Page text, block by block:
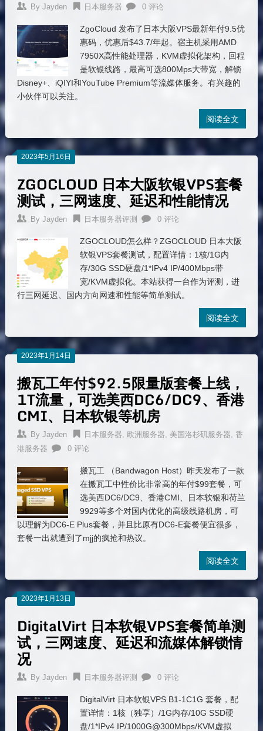
By Jayden 日本服务器 0 评论
ZgoCloud 发布了日本大阪VPS最新年付9.5优
惠码，优惠后$43.7/年起。宿主机采用AMD
7950X高性能处理器，KVM虚拟化架构，回程
是软银线路，最高可选800Mps大带宽，解锁
Disney+、iQIYI和YouTube Premium等流媒体服务。有兴趣的
小伙伴可以关注。
阅读全文
2023年5月16日
ZGOCLOUD 日本大阪软银VPS套餐
测试，三网速度、延迟和性能情况
By Jayden 日本服务器评测 0 评论
ZGOCLOUD怎么样？ZGOCLOUD 日本大阪
软银VPS套餐测试，配置详情：1核/1G内
存/30G SSD硬盘/1*IPv4 IP/400Mbps带
宽/KVM虚拟化。本站获得一台作为评测，进
行三网延迟、国内方向网速和性能等简单测试。
阅读全文
2023年1月14日
搬瓦工年付$92.5限量版套餐上线，
1T流量，可选美西DC6/DC9、香港
CMI、日本软银等机房
By Jayden 日本服务器, 欧洲服务器, 美国洛杉矶服务器, 香
港服务器
0 评论
搬瓦工 （Bandwagon Host）昨天发布了一款
在搬瓦工中性价比非常高的年付$99套餐，可
选美西DC6/DC9、香港CMI、日本软银和荷兰
9929等多个对国内优化的高级线路机房，可
以理解为DC6-E Plus套餐，并且比原有DC6-E套餐便宜很多，
套餐一出就遭到了mjj的疯抢和热议。
阅读全文
2023年1月13日
DigitalVirt 日本软银VPS套餐简单测
试，三网速度、延迟和流媒体解锁情
况
By Jayden 日本服务器评测 0 评论
DigitalVirt 日本软银VPS B1-1C1G 套餐，配
置详情：1核（独享）/1G内存/10G SSD硬
盘/1*IPv4 IP/1000G@300Mbps/KVM虚拟